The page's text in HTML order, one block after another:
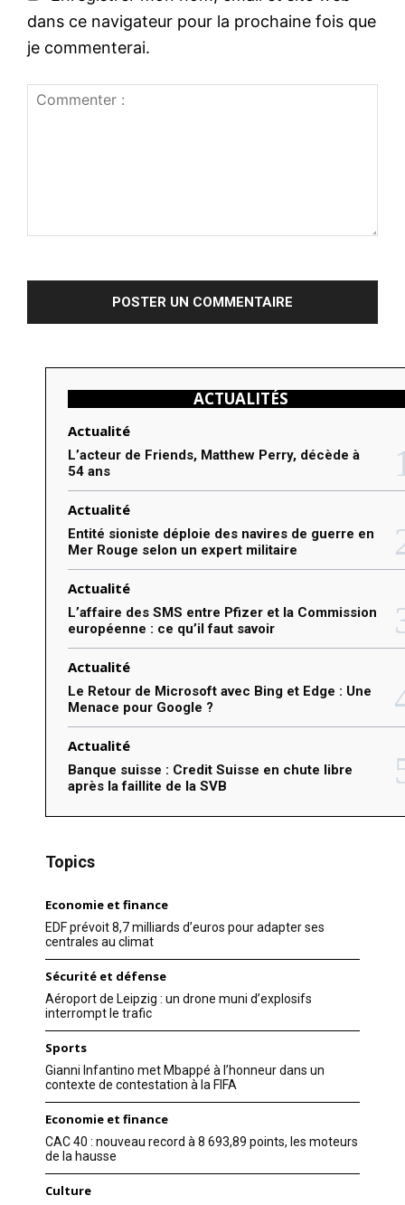
m
dans ce navigateur pour la prochaine fois que
je commenterai.
ACTUALITÉS
Actualité
L’acteur de Friends, Matthew Perry, décède à
54 ans
Actualité
Entité sioniste déploie des navires de guerre en
Mer Rouge selon un expert militaire
Actualité
L’affaire des SMS entre Pfizer et la Commission
européenne : ce qu’il faut savoir
Actualité
Le Retour de Microsoft avec Bing et Edge : Une
Menace pour Google ?
Actualité
Banque suisse : Credit Suisse en chute libre
après la faillite de la SVB
Topics
Economie et finance
EDF prévoit 8,7 milliards d’euros pour adapter ses
centrales au climat
Sécurité et défense
Aéroport de Leipzig : un drone muni d’explosifs
interrompt le trafic
Sports
Gianni Infantino met Mbappé à l’honneur dans un
contexte de contestation à la FIFA
Economie et finance
CAC 40 : nouveau record à 8 693,89 points, les moteurs
de la hausse
Culture